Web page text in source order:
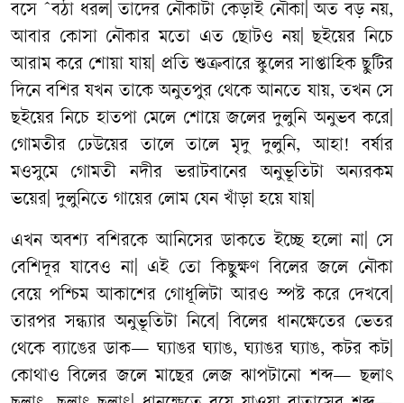
বসে ˆবঠা ধরল|তাদের নৌকাটা কেড়াই নৌকা|অত বড় নয়,
আবার কোসা নৌকার মতো এত ছোটও নয়|ছইয়ের নিচে
আরাম করে শোয়া যায়| প্রতি শুক্রবারে স্কুলের সাপ্তাহিক ছুটির
দিনে বশির যখন তাকে অনুতপুর থেকে আনতে যায়,তখন সে
ছইয়ের নিচে হাতপা মেলে শোয়ে জলের দুলুনি অনুভব করে
গোমতীর
ঢেউয়ের তালে তালে মৃদু দুলুনি,আহা!বর্ষার
মওসুমে
গোমতী নদীর ভরাটবানের অনুভূতিটা
অন্যরকম
ভয়ের |দুলুনিতে গায়ের লোম যেন খাঁড়া হয়ে যায়|
এখন অবশ্য বশিরকে আনিসের ডাকতে ইচ্ছে হলো না
সে
বেশিদূর যাবেও না| এই তো কিছুক্ষণ বিলের জলে নৌকা
বেয়ে পশ্চিম আকাশের গোধূলিটা আরও স্পষ্ট করে দেখবে
তারপর সন্ধ্যার অনুভূতিটা নিবে |বিলের ধানক্ষেতের ভেতর
থেকে ব্যাঙের ডাক—ঘ্যাঙর ঘ্যাঙ,ঘ্যাঙর ঘ্যাঙ,কটর কট
কোথাও বিলের জলে মাছের লেজ ঝাপটানো শব্দ—ছলাৎ